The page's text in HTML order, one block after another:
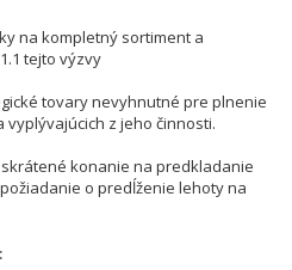
na kompletný sortiment a
tejto výzvy
tovary nevyhnutné pre plnenie
z jeho činnosti.
konanie na predkladanie
o predĺženie lehoty na